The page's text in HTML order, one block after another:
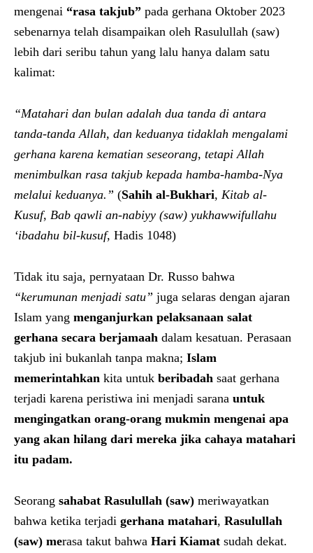
mengenai “rasa takjub” pada gerhana Oktober 2023
sebenarnya telah disampaikan oleh Rasulullah (saw)
lebih dari seribu tahun yang lalu hanya dalam satu
kalimat:
“Matahari dan bulan adalah dua tanda di antara
tanda-tanda Allah, dan keduanya tidaklah mengalami
gerhana karena kematian seseorang, tetapi Allah
menimbulkan rasa takjub kepada hamba-hamba-Nya
melalui keduanya.” (Sahih al-Bukhari, Kitab al-
Kusuf, Bab qawli an-nabiyy (saw) yukhawwifullahu
‘ibadahu bil-kusuf, Hadis 1048)
Tidak itu saja, pernyataan Dr. Russo bahwa
“kerumunan menjadi satu” juga selaras dengan ajaran
Islam yang menganjurkan pelaksanaan salat
gerhana secara berjamaah dalam kesatuan. Perasaan
takjub ini bukanlah tanpa makna; Islam
memerintahkan kita untuk beribadah saat gerhana
terjadi karena peristiwa ini menjadi sarana untuk
mengingatkan orang-orang mukmin mengenai apa
yang akan hilang dari mereka jika cahaya matahari
itu padam.
Seorang sahabat Rasulullah (saw) meriwayatkan
bahwa ketika terjadi gerhana matahari, Rasulullah
(saw) merasa takut bahwa Hari Kiamat sudah dekat.